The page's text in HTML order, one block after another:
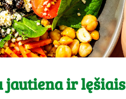
jautiena ir lęšiais